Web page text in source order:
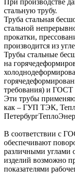
При производстве
стальную трубу.
Труба стальная
стальной
прокатки,
производится из
Трубы стальные
на
требования) и ГОСТ
Эти трубы
как – ГУП ТЭК,
В соответствии с
обеспечивают
различными углами
изделий возможно
показателями